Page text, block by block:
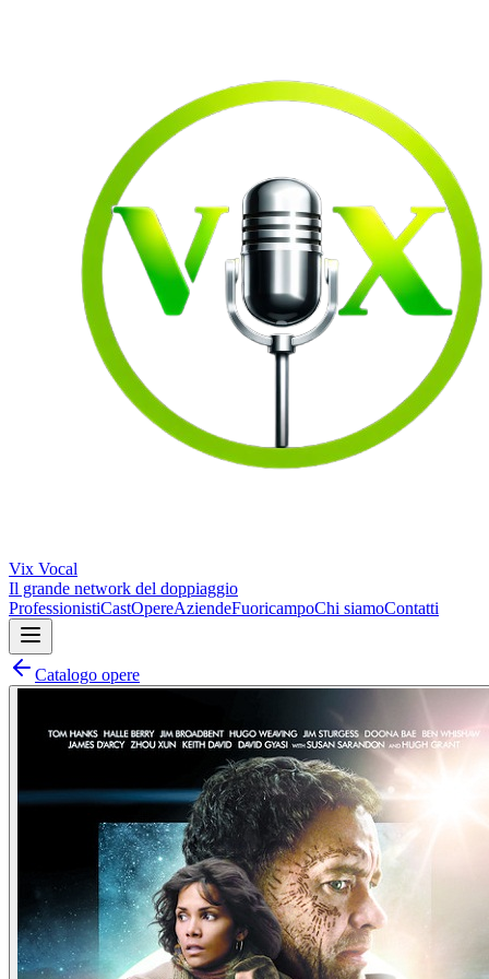
Vix Vocal
Il grande network del doppiaggio
ProfessionistiCastOpereAziendeFuoricampoChi siamoContatti
Catalogo opere